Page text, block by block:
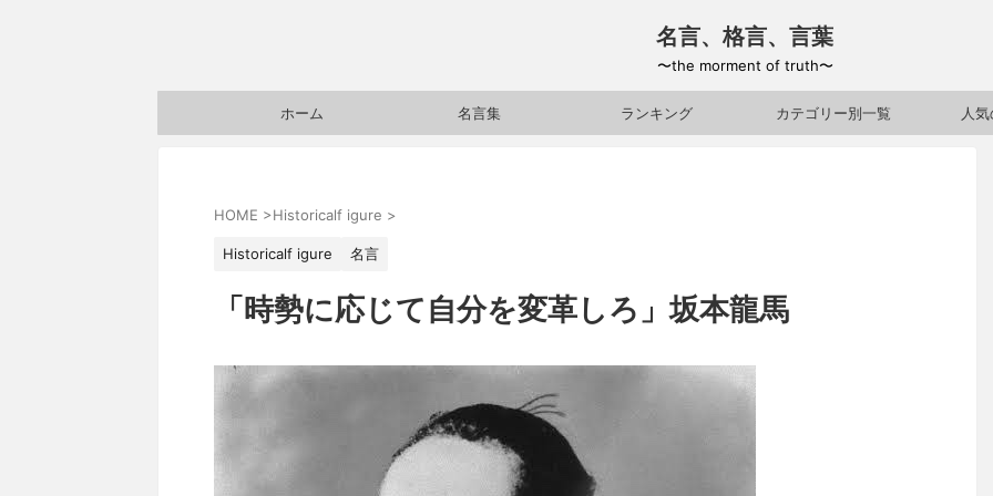
名言、格言、言葉
〜the morment of truth〜
ホーム 名言集 ランキング カテゴリー別一覧 人
HOME >Historicalf igure >
Historicalf igure 名言
「時勢に応じて自分を変革しろ」坂本龍馬